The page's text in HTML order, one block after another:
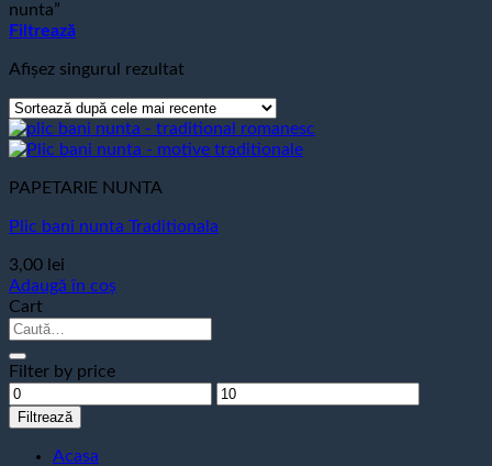
nunta”
Filtrează
Afișez singurul rezultat
PAPETARIE NUNTA
Plic bani nunta Traditionala
3,00 lei
Adaugă în coș
Cart
Caută
Filter by price
Preț
minim
Preț
Filtrează
Acasa